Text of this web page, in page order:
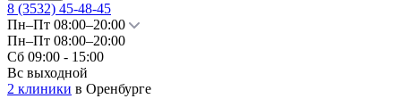
8 (3532) 45-48-45
Пн–Пт 08:00–20:00
Пн–Пт 08:00–20:00
Сб 09:00 - 15:00
Вс выходной
2 клиники в Оренбурге